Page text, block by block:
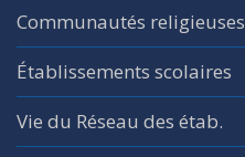
Communautés religieuses
Établissements scolaires
Vie du Réseau des étab.